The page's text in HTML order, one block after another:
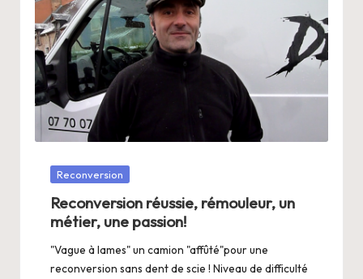
Posté
Reconversion
Reconversion réussie, rémouleur, un
métier, une passion!
"Vague à lames" un camion "affûté"pour une
reconversion sans dent de scie ! Niveau de difficulté